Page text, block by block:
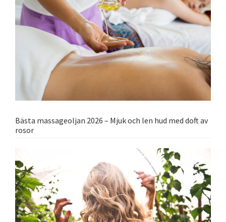
Bästa massageoljan 2026 – Mjuk och len hud med doft av
rosor